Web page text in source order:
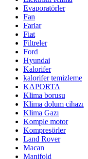
Evaporatörler
Fan
Farlar
Fiat
Filtreler
Ford
Hyundai
Kalorifer
kalorifer temizleme
KAPORTA
Klima borusu
Klima dolum cihazı
Klima Gazı
Komple motor
Kompresörler
Land Rover
Macan
Manifold